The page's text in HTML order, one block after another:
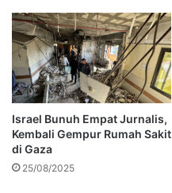
Israel Bunuh Empat Jurnalis,
Kembali Gempur Rumah Sakit
di Gaza
25/08/2025